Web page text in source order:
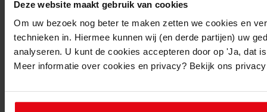
Deze website maakt gebruik van cookies
Om uw bezoek nog beter te maken zetten we cookies en
technieken in. Hiermee kunnen wij (en derde partijen) uw
analyseren. U kunt de cookies accepteren door op 'Ja, dat
Meer informatie over cookies en privacy? Bekijk ons
Mijn Studiezaal